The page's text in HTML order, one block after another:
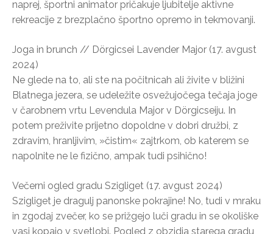
naprej, športni animator pričakuje ljubitelje aktivne
rekreacije z brezplačno športno opremo in tekmovanji.
Joga in brunch // Dörgicsei Lavender Major (17. avgust
2024)
Ne glede na to, ali ste na počitnicah ali živite v bližini
Blatnega jezera, se udeležite osvežujočega tečaja joge
v čarobnem vrtu Levendula Major v Dörgicseiju. In
potem preživite prijetno dopoldne v dobri družbi, z
zdravim, hranljivim, »čistim« zajtrkom, ob katerem se
napolnite ne le fizično, ampak tudi psihično!
Večerni ogled gradu Szigliget (17. avgust 2024)
Szigliget je dragulj panonske pokrajine! No, tudi v mraku
in zgodaj zvečer, ko se prižgejo luči gradu in se okoliške
vasi kopajo v svetlobi. Pogled z obzidja starega gradu